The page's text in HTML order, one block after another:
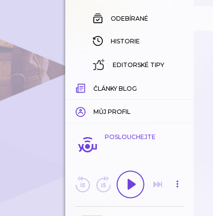
ODEBÍRANÉ
HISTORIE
EDITORSKÉ TIPY
ČLÁNKY BLOG
MŮJ PROFIL
POSLOUCHEJTE